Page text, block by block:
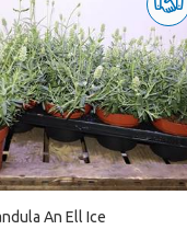
An Ell Ice